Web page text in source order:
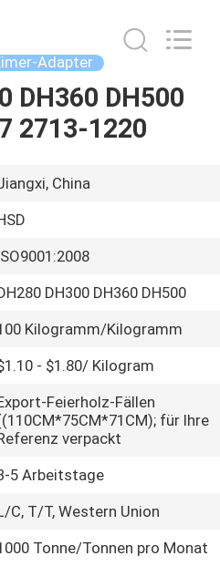
Adapter
DH360 DH500
2713-1220
China
DH300 DH360 DH500
Kilogramm/Kilogramm
- $1.80/ Kilogram
Feierholz-Fällen
für Ihre
verpackt
5 Arbeitstage
C, T/T, Western Union
Tonne/Tonnen pro Monat